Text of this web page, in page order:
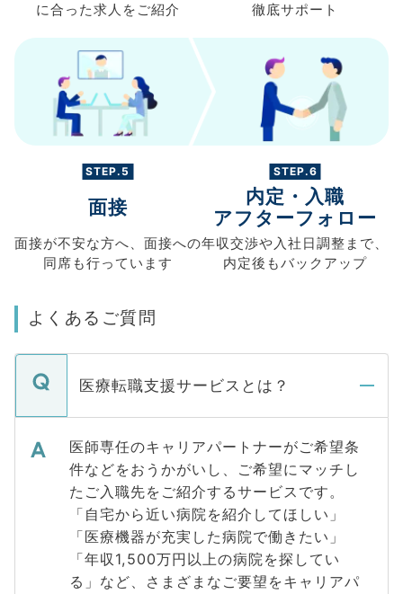
に合った求人を ご紹介
徹底サポート
STEP.5
面接
面接が不安な方へ、 面接への
同席も行っています
STEP.6
内定・入職
アフターフォロー
年収交渉や入社日調整まで、
内定後もバックアップ
よくあるご質問
医療転職支援サービスとは？
医師専任のキャリアパートナーがご希望条
件などをおうかがいし、ご希望にマッチし
たご入職先をご紹介するサービスです。
「自宅から近い病院を紹介してほしい」
「医療機器が充実した病院で働きたい」
「年収1,500万円以上の病院を探してい
る」など、さまざまなご要望をキャリアパ